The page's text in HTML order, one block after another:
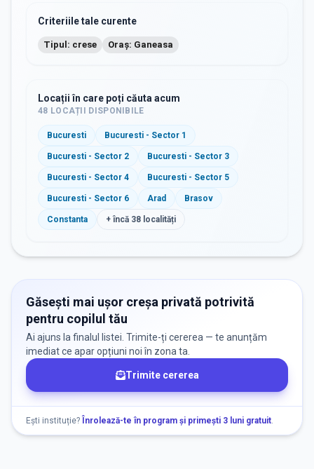
Criteriile tale curente
Tipul: crese Oraș: Ganeasa
Locații în care poți căuta acum
48 LOCAȚII DISPONIBILE
Bucuresti Bucuresti - Sector 1
Bucuresti - Sector 2 Bucuresti - Sector 3
Bucuresti - Sector 4 Bucuresti - Sector 5
Bucuresti - Sector 6 Arad Brasov
Constanta + încă 38 localități
Găsești mai ușor creșa privată potrivită
pentru copilul tău
Ai ajuns la finalul listei. Trimite-ți cererea — te anunțăm
imediat ce apar opțiuni noi în zona ta.
Trimite cererea
Ești instituție? Înrolează-te în program și primești 3 luni gratuit.